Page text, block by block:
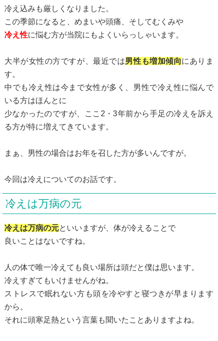
冷え込みも厳しくなりました。
この季節になると、めまいや頭痛、そしてむくみや
冷え性に悩む方が当院にもよくいらっしゃいます。
大半が女性の方ですが、最近では男性も増加傾向にありま
す。
中でも冷え性は今まで女性が多く、男性で冷え性に悩んで
いる方はほんとに
少なかったのですが、ここ2・3年前から手足の冷えを訴え
る方が特に増えてきています。
まぁ、男性の場合はお年を召した方が多いんですが。
今回は冷えについてのお話です。
冷えは万病の元
冷えは万病の元といいますが、体が冷えることで
良いことはないですね。
人の体で唯一冷えても良い場所は頭だと僕は思います。
冷えすぎてもいけませんがね。
ストレスで眠れない方も頭を冷やすと寝つきが早まります
から。
それに頭寒足熱という言葉も聞いたことありますよね。